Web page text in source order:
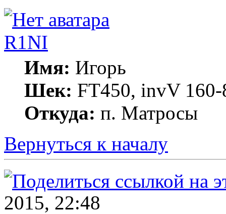
R1NI
Имя: Игорь
Шек: FT450, invV
Откуда: п. Матросы
Вернуться к началу
2015, 22:48